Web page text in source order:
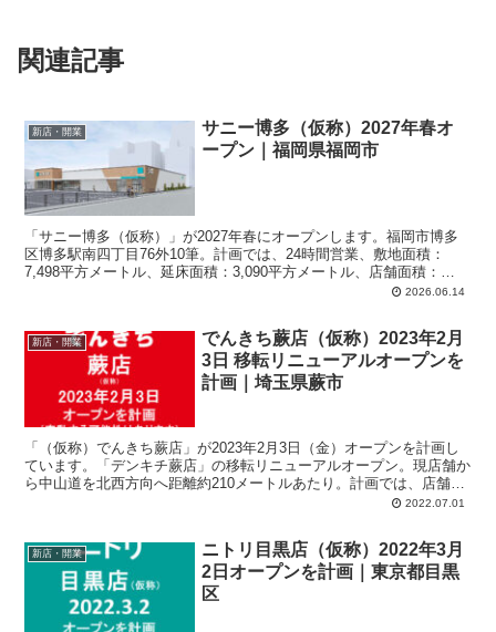
関連記事
新店・開業
サニー博多（仮称）2027年春オ
ープン｜福岡県福岡市
「サニー博多（仮称）」が2027年春にオープンします。福岡市博多
区博多駅南四丁目76外10筆。計画では、24時間営業、敷地面積：
7,498平方メートル、延床面積：3,090平方メートル、店舗面積：
2026.06.14
新店・開業
でんきち蕨店（仮称）2023年2月
3日 移転リニューアルオープンを
計画｜埼玉県蕨市
「（仮称）でんきち蕨店」が2023年2月3日（金）オープンを計画し
ています。「デンキチ蕨店」の移転リニューアルオープン。現店舗か
ら中山道を北西方向へ距離約210メートルあたり。計画では、店舗面
積：1,950平方メートル、駐車場：79台、駐輪場：36台、営業時間：
2022.07.01
新店・開業
ニトリ目黒店（仮称）2022年3月
2日オープンを計画｜東京都目黒
区